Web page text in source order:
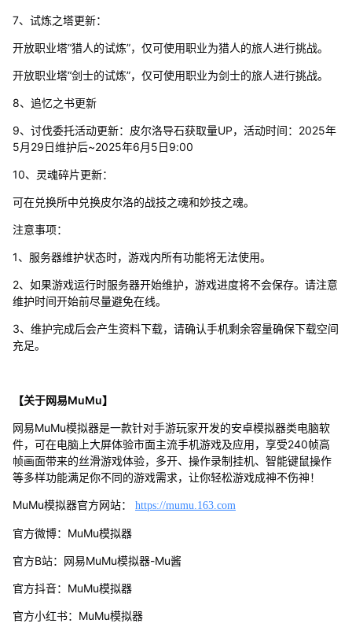
7、试炼之塔更新：
开放职业塔“猎人的试炼”，仅可使用职业为猎人的旅人进行挑战。
开放职业塔“剑士的试炼”，仅可使用职业为剑士的旅人进行挑战。
8、追忆之书更新
9、讨伐委托活动更新：皮尔洛导石获取量UP，活动时间：2025年
5月29日维护后~2025年6月5日9:00
10、灵魂碎片更新：
可在兑换所中兑换皮尔洛的战技之魂和妙技之魂。
注意事项：
1、服务器维护状态时，游戏内所有功能将无法使用。
2、如果游戏运行时服务器开始维护，游戏进度将不会保存。请注意
维护时间开始前尽量避免在线。
3、维护完成后会产生资料下载，请确认手机剩余容量确保下载空间
充足。
【关于网易MuMu】
网易MuMu模拟器是一款针对手游玩家开发的安卓模拟器类电脑软
件，可在电脑上大屏体验市面主流手机游戏及应用，享受240帧高
帧画面带来的丝滑游戏体验，多开、操作录制挂机、智能键鼠操作
等多样功能满足你不同的游戏需求，让你轻松游戏成神不伤神！
MuMu模拟器官方网站： https://mumu.163.com
官方微博：MuMu模拟器
官方B站：网易MuMu模拟器-Mu酱
官方抖音：MuMu模拟器
官方小红书：MuMu模拟器